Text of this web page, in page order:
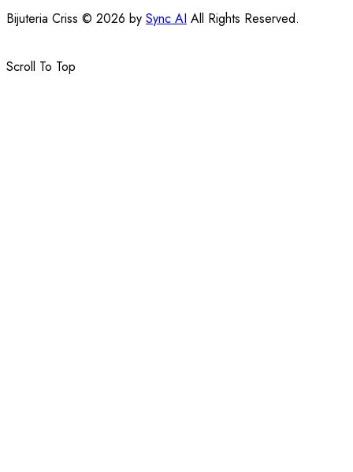
Bijuteria Criss © 2026 by Sync AI All Rights Reserved.
Scroll To Top